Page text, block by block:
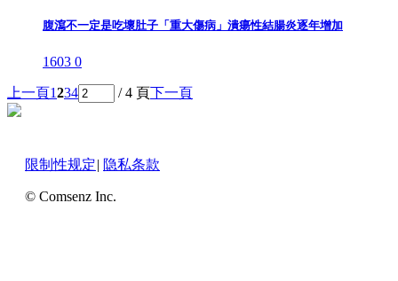
腹瀉不一定是吃壞肚子「重大傷病」潰瘍性結腸炎逐年增加
1603 0
上一頁1234 / 4 頁下一頁
限制性规定| 隐私条款
© Comsenz Inc.